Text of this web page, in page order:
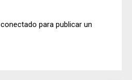
conectado para publicar un